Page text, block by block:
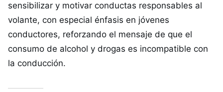
sensibilizar y motivar conductas responsables al
volante, con especial énfasis en jóvenes
conductores, reforzando el mensaje de que el
consumo de alcohol y drogas es incompatible con
la conducción.